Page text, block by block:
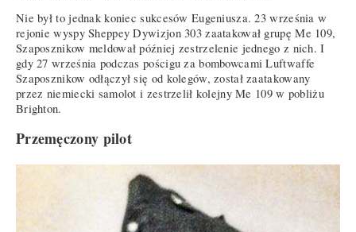
Nie był to jednak koniec sukcesów Eugeniusza. 23 września w
rejonie wyspy Sheppey Dywizjon 303 zaatakował grupę Me 109,
Szaposznikow meldował później zestrzelenie jednego z nich. I
gdy 27 września podczas pościgu za bombowcami Luftwaffe
Szaposznikow odłączył się od kolegów, został zaatakowany
przez niemiecki samolot i zestrzelił kolejny Me 109 w pobliżu
Brighton.
Przemęczony pilot